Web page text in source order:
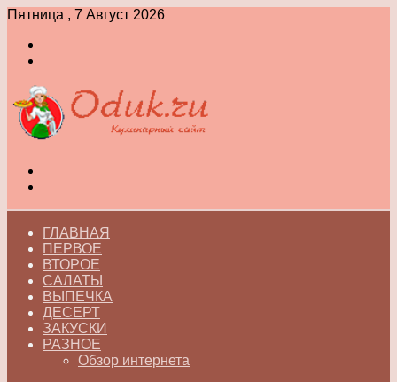
Пятница , 7 Август 2026
ГЛАВНАЯ
ПЕРВОЕ
ВТОРОЕ
САЛАТЫ
ВЫПЕЧКА
ДЕСЕРТ
ЗАКУСКИ
РАЗНОЕ
Обзор интернета